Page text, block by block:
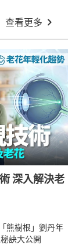
查看更多
深入解決老
熊樹根」劉丹年
訣大公開